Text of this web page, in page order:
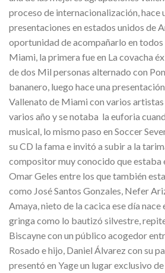
proceso de internacionalización, hace
presentaciones en estados unidos de
oportunidad de acompañarlo en todos
Miami, la primera fue en La covacha
de dos Mil personas alternado con
bananero, luego hace una
Vallenato de Miami con varios
varios año y se notaba la euforia
musical, lo mismo paso en Soccer
su CD la fama e invitó a subir a la
compositor muy conocido que estaba
Omar Geles entre los que también
como José Santos Gonzales, Nefer
Amaya, nieto de la cacica ese día nace
gringa como lo bautizó silvestre,
Biscayne con un público acogedor
Rosado e hijo, Daniel Álvarez con su
presentó en Yage un lugar exclusivo